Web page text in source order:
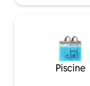
Piscine